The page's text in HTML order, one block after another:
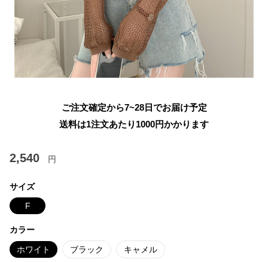
ご注文確定から7~28日でお届け予定
送料は1注文あたり 1000円かかります
2,540 円
サイズ
F
カラー
ホワイト ブラック キャメル